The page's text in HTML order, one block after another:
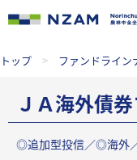
トップ > ファンドライン
ＪＡ海外債
◎追加型投信／◎海外